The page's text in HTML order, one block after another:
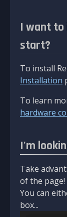
I want to
start?
To install
Installation
To learn
hardware
I'm
Take
of the page!
You can
box...